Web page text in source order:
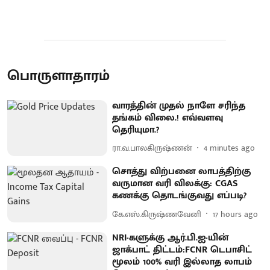
பொருளாதாரம்
வாரத்தின் முதல் நாளே சரிந்த
தங்கம் விலை.! எவ்வளவு
தெரியுமா.?
ரா.வ.பாலகிருஷ்ணன் 4 minutes ago
சொத்து விற்பனை லாபத்திற்கு
வருமான வரி விலக்கு: CGAS
கணக்கு தொடங்குவது எப்படி?
கே.எஸ்.கிருஷ்ணவேனி 17 hours ago
NRI-களுக்கு ஆர்.பி.ஐ-யின்
ஜாக்பாட் திட்டம்:FCNR டெபாசிட்
மூலம் 100% வரி இல்லாத லாபம்